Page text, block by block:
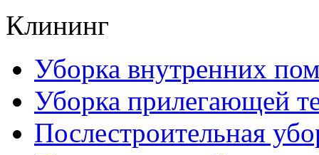
Клининг
Уборка внутренних
Уборка прилегающей
Послестроительная